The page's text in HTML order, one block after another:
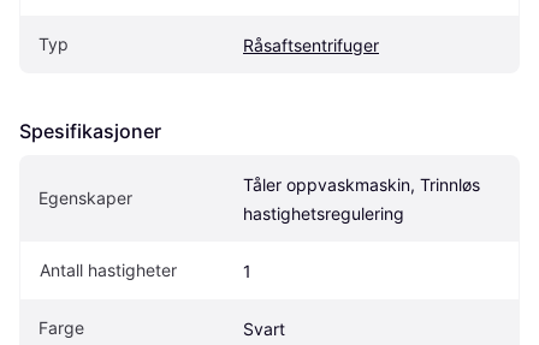
Typ Råsaftsentrifuger
Spesifikasjoner
Egenskaper
Tåler oppvaskmaskin, Trinnløs
hastighetsregulering
Antall hastigheter 1
Farge Svart